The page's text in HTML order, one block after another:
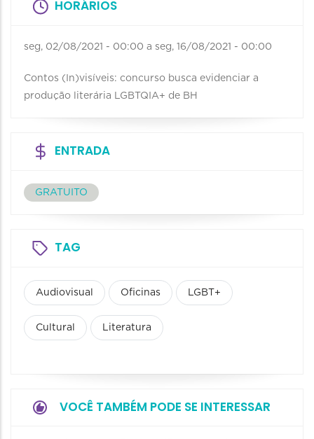
HORÁRIOS
seg, 02/08/2021 - 00:00 a seg, 16/08/2021 - 00:00
Contos (In)visíveis: concurso busca evidenciar a
produção literária LGBTQIA+ de BH
ENTRADA
GRATUITO
TAG
Audiovisual Oficinas LGBT+
Cultural Literatura
VOCÊ TAMBÉM PODE SE INTERESSAR